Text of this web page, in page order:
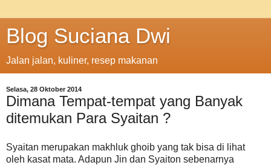
Blog Suciana Dwi
Jalan jalan, kuliner, resep makanan
Selasa, 28 Oktober 2014
Dimana Tempat-tempat yang Banyak
ditemukan Para Syaitan ?
Syaitan merupakan makhluk ghoib yang tak bisa di lihat
oleh kasat mata. Adapun Jin dan Syaiton sebenarnya